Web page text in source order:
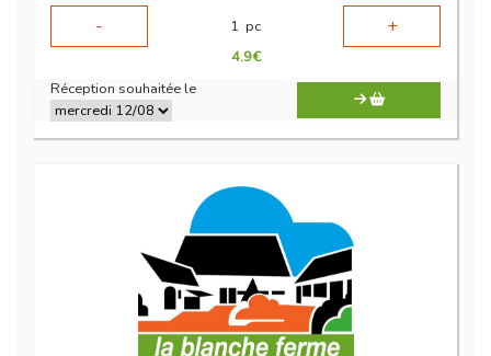
-
1 pc +
4.9€
Réception souhaitée le